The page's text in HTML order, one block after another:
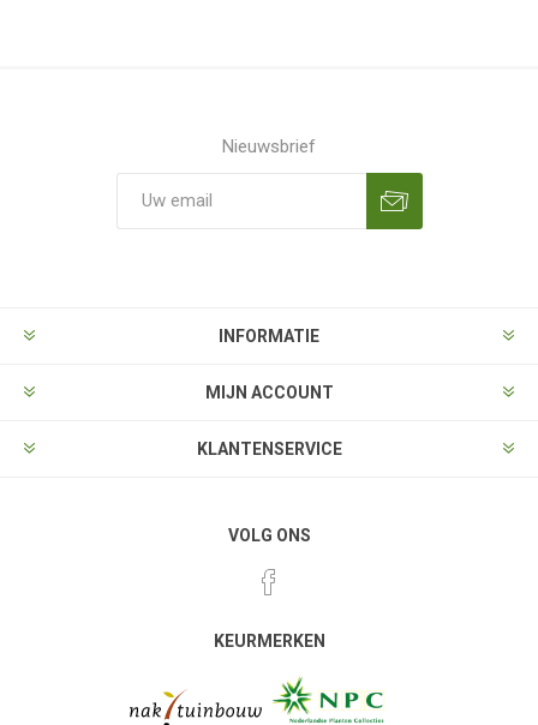
Nieuwsbrief
INFORMATIE
MIJN ACCOUNT
KLANTENSERVICE
VOLG ONS
KEURMERKEN